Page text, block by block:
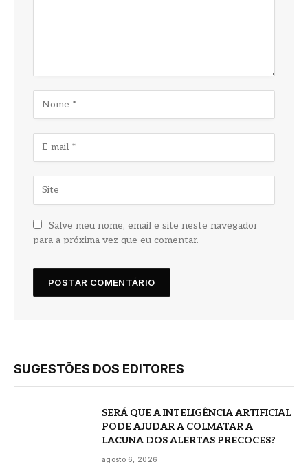
Salve meu nome, email e site neste navegador
para a próxima vez que eu comentar.
SUGESTÕES DOS EDITORES
SERÁ QUE A INTELIGÊNCIA ARTIFICIAL
PODE AJUDAR A COLMATAR A
LACUNA DOS ALERTAS PRECOCES?
agosto 6, 2026